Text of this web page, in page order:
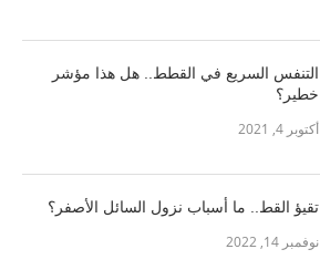
التنفس السريع في القطط.. هل هذا مؤشر
خطير؟
أكتوبر 4, 2021
تقيؤ القط.. ما أسباب نزول السائل الأصفر؟
نوفمبر 14, 2022